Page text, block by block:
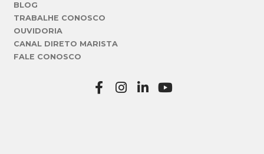
BLOG
TRABALHE CONOSCO
OUVIDORIA
CANAL DIRETO MARISTA
FALE CONOSCO